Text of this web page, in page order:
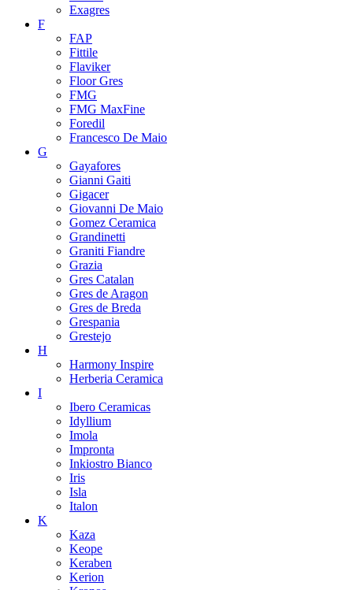
Exagres
F
FAP
Fittile
Flaviker
Floor Gres
FMG
FMG MaxFine
Foredil
Francesco De Maio
G
Gayafores
Gianni Gaiti
Gigacer
Giovanni De Maio
Gomez Ceramica
Grandinetti
Graniti Fiandre
Grazia
Gres Catalan
Gres de Aragon
Gres de Breda
Grespania
Grestejo
H
Harmony Inspire
Herberia Ceramica
I
Ibero Ceramicas
Idyllium
Imola
Impronta
Inkiostro Bianco
Iris
Isla
Italon
K
Kaza
Keope
Keraben
Kerion